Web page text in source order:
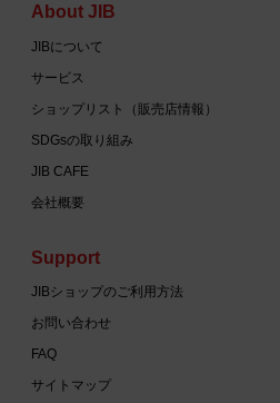
About JIB
JIBについて
サービス
ショップリスト（販売店情報）
SDGsの取り組み
JIB CAFE
会社概要
Support
JIBショップのご利用方法
お問い合わせ
FAQ
サイトマップ